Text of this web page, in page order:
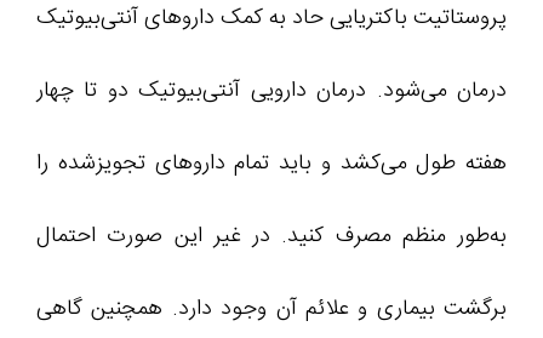
پروستاتیت باکتریایی حاد به کمک داروهای آنتی‌بیوتیک
درمان می‌شود. درمان دارویی آنتی‌بیوتیک دو تا چهار
هفته طول می‌کشد و باید تمام داروهای تجویزشده را
به‌طور منظم مصرف کنید. در غیر این صورت احتمال
برگشت بیماری و علائم آن وجود دارد. همچنین گاهی